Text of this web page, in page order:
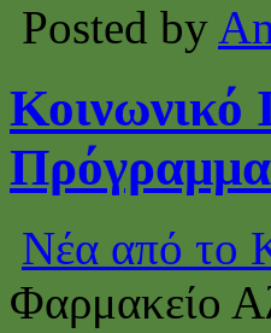
Posted by
Κοινωνικό
Νέα από το
Φαρμακείο